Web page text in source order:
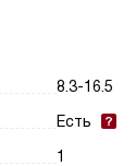
8.3-16.5
Есть
1